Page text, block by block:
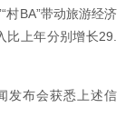
村BA”带动旅游经济
比上年分别增长29.
发布会获悉上述信